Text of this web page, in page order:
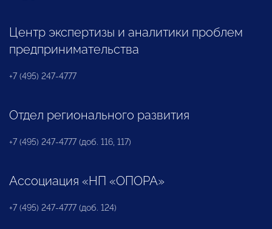
Центр экспертизы и аналитики проблем
предпринимательства
+7 (495) 247-4777
Отдел регионального развития
+7 (495) 247-4777 (доб. 116, 117)
Ассоциация «НП «ОПОРА»
+7 (495) 247-4777 (доб. 124)